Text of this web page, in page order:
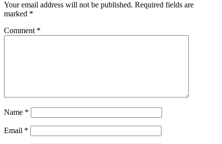
Your email address will not be published. Required fields are
marked *
Comment *
Name *
Email *